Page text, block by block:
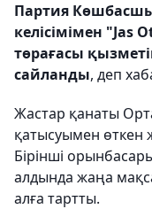
Партия
келісімімен
төрағасы
сайланды, деп
Жастар қанаты
қатысуымен өткен
Бірінші
алдында жаңа
алға тартты.